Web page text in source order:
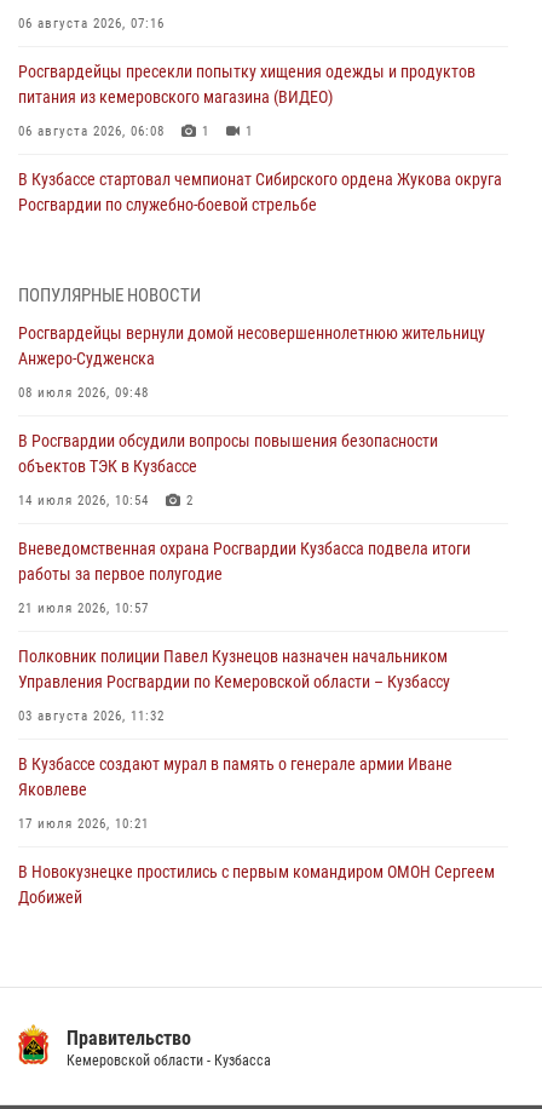
06 августа 2026, 07:16
Росгвардейцы пресекли попытку хищения одежды и продуктов
питания из кемеровского магазина (ВИДЕО)
06 августа 2026, 06:08 1 1
В Кузбассе стартовал чемпионат Сибирского ордена Жукова округа
Росгвардии по служебно-боевой стрельбе
Росгвардейцы задержали в Кемерове дебошира, устроившего
05 августа 2026, 09:30
Росгвардейцы задержали участника драки, причинившего побои
05 августа 2026, 08:50
Росгвардейцы пресекли нарушение общественного порядка на
05 августа 2026, 08:10
Росгвардейцы в Юрге пресекли попытку проникновения на
05 августа 2026, 07:45
ПОПУЛЯРНЫЕ НОВОСТИ
Росгвардейцы вернули домой несовершеннолетнюю жительницу
Анжеро-Судженска
08 июля 2026, 09:48
В Росгвардии обсудили вопросы повышения безопасности
объектов ТЭК в Кузбассе
14 июля 2026, 10:54 2
Вневедомственная охрана Росгвардии Кузбасса подвела итоги
работы за первое полугодие
21 июля 2026, 10:57
Полковник полиции Павел Кузнецов назначен начальником
Управления Росгвардии по Кемеровской области – Кузбассу
03 августа 2026, 11:32
В Кузбассе создают мурал в память о генерале армии Иване
Яковлеве
17 июля 2026, 10:21
В Новокузнецке простились с первым командиром ОМОН Сергеем
Добижей
14 июля 2026, 08:52 1
Правительство
Кемеровской области - Кузбасса